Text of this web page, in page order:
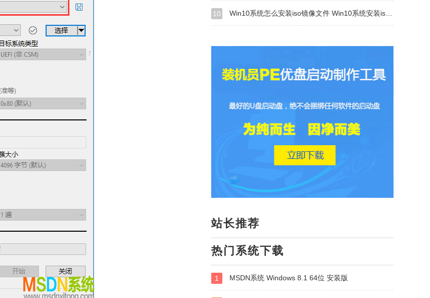
10 Win10系统怎么安装iso镜像文件 Win10系统安装iso镜像文件方法
站长推荐
热门系统下载
1 MSDN系统 Windows 8.1 64位 安装版